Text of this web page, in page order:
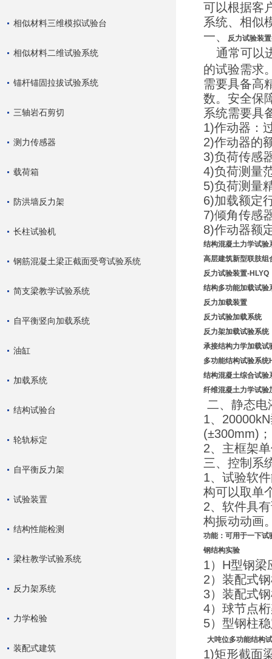
相似材料三维模拟试验台
相似材料二维试验系统
锚杆锚固拉拔试验系统
三轴岩石剪切
测力传感器
载荷箱
防洪墙反力架
长柱试验机
钢筋混凝土梁正截面受弯试验系统
简支梁教学试验系统
自平衡竖向加载系统
油缸
加载系统
结构试验台
轮轨标定
自平衡反力架
试验装置
结构性能检测
梁柱教学试验系统
反力架系统
力学检验
装配式建筑
可以根据客
系统、相似
一、
反力试验装置
通常可以
的试验需求
需要具备高
数。安全保
系统需要具
1)作动器：
2)作动器的
3)负荷传感
4)负荷测量
5)负荷测量
6)加载额定
7)倾角传感
8)作动器额
结构混凝土力学试验
高层建筑新型联肢组
反力试验装置-HLYQ
结构多功能加载试验
反力加载装置
反力试验加载系统
反力架加载试验系统
承接结构力学加载试
多功能结构试验系统
结构混凝土综合试验
纤维混凝土力学试验
二、静态电
1、
(±300mm)
2、主框架
三、控制系
1、试验软
构可以取单
2、软件具
构振动动画
功能：可用于一下试
钢结构实验
1）H型钢梁
2）装配式
3）装配式
4）球节点
5）型钢柱
大吨位多功能结构
1)矩形截面